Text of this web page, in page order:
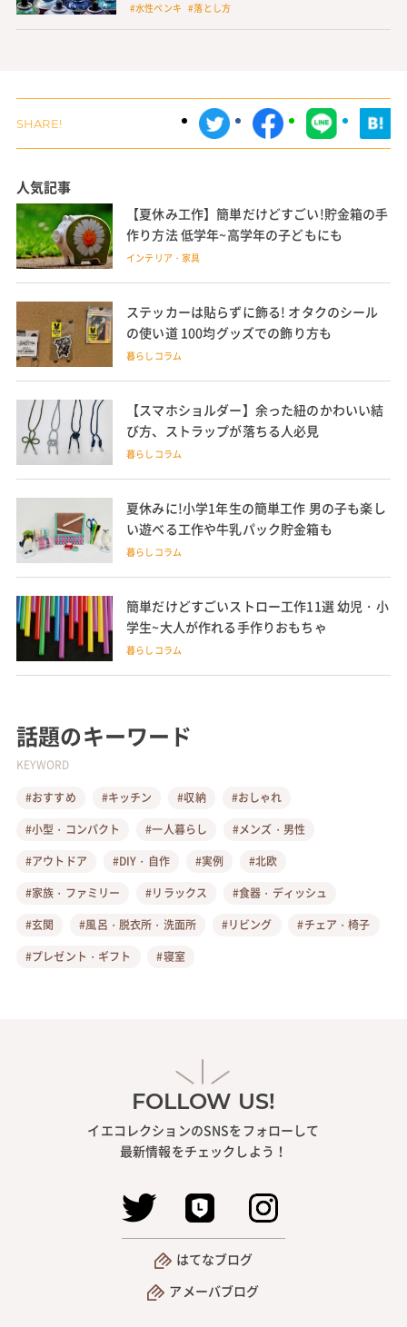
#水性ペンキ #落とし方
人気記事
【夏休み工作】簡単だけどすごい!貯金箱の手
作り方法 低学年~高学年の子どもにも
インテリア・家具
ステッカーは貼らずに飾る! オタクのシール
の使い道 100均グッズでの飾り方も
暮らしコラム
【スマホショルダー】余った紐のかわいい結
び方、ストラップが落ちる人必見
暮らしコラム
夏休みに!小学1年生の簡単工作 男の子も楽し
い遊べる工作や牛乳パック貯金箱も
暮らしコラム
簡単だけどすごいストロー工作11選 幼児・小
学生~大人が作れる手作りおもちゃ
暮らしコラム
話題のキーワード
KEYWORD
#おすすめ
#キッチン #収納
#おしゃれ
#小型・コンパクト
#一人暮らし
#メンズ・男性
#アウトドア
#DIY・自作 #実例
#北欧
#家族・ファミリー
#リラックス
#食器・ディッシュ
#玄関
#風呂・脱衣所・洗面所 #リビング
#チェア・椅子
#プレゼント・ギフト
#寝室
FOLLOW US!
イエコレクションのSNSをフォローして
最新情報をチェックしよう！
はてなブログ
アメーバブログ